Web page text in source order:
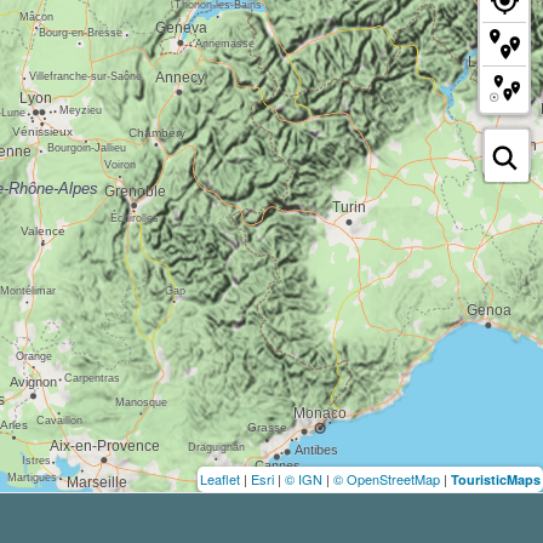
Leaflet | Esri | © IGN | © OpenStreetMap | TouristicMaps